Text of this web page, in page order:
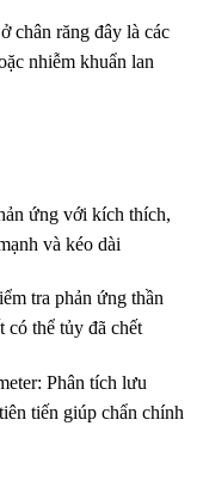
chân răng đây là các
nhiễm khuẩn lan
ứng với kích thích,
và kéo dài
tra phản ứng thần
có thể tủy đã chết
Phân tích lưu
tiến giúp chẩn chính